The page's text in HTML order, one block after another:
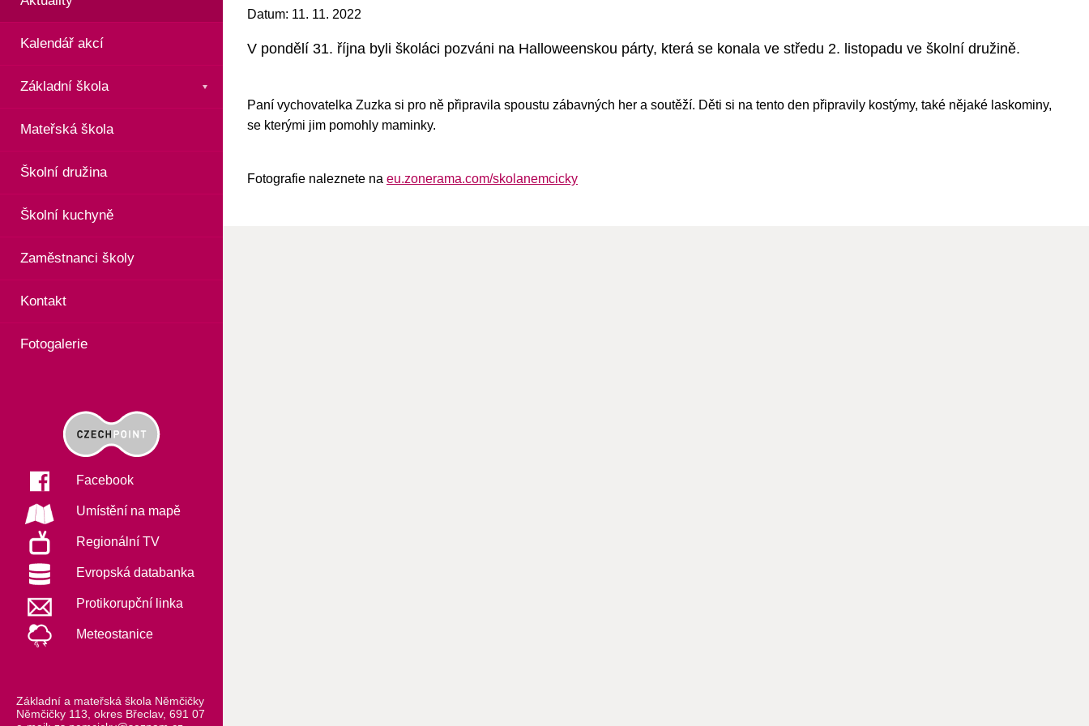
Kalendář akcí
Základní škola
Mateřská škola
Školní družina
Školní kuchyně
Zaměstnanci školy
Kontakt
Fotogalerie
Facebook
Umístění na mapě
Regionální TV
Evropská databanka
Protikorupční linka
Meteostanice
Základní a mateřská škola Němčičky
Němčičky 113, okres Břeclav, 691 07
Datum: 11. 11. 2022
V pondělí 31. října byli školáci pozváni na Halloweenskou párty, která se konala ve středu 2. listopadu ve školní družině.
Paní vychovatelka Zuzka si pro ně připravila spoustu zábavných her a soutěží. Děti si na tento den připravily kostýmy, také nějaké laskominy,
se kterými jim pomohly maminky.
Fotografie naleznete na eu.zonerama.com/skolanemcicky